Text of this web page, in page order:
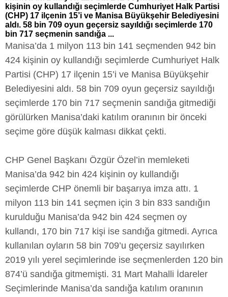
kişinin oy kullandığı seçimlerde Cumhuriyet Halk Partisi
(CHP) 17 ilçenin 15’i ve Manisa Büyükşehir Belediyesini
aldı. 58 bin 709 oyun geçersiz sayıldığı seçimlerde 170
bin 717 seçmenin sandığa ...
Manisa’da 1 milyon 113 bin 141 seçmenden 942 bin
424 kişinin oy kullandığı seçimlerde Cumhuriyet Halk
Partisi (CHP) 17 ilçenin 15’i ve Manisa Büyükşehir
Belediyesini aldı. 58 bin 709 oyun geçersiz sayıldığı
seçimlerde 170 bin 717 seçmenin sandığa gitmediği
görülürken Manisa’daki katılım oranının bir önceki
seçime göre düşük kalması dikkat çekti.
CHP Genel Başkanı Özgür Özel’in memleketi
Manisa’da 942 bin 424 kişinin oy kullandığı
seçimlerde CHP önemli bir başarıya imza attı. 1
milyon 113 bin 141 seçmen için 3 bin 833 sandığın
kurulduğu Manisa’da 942 bin 424 seçmen oy
kullandı, 170 bin 717 kişi ise sandığa gitmedi. Ayrıca
kullanılan oyların 58 bin 709’u geçersiz sayılırken
2019 yılı yerel seçimlerinde ise seçmenlerden 120 bin
874’ü sandığa gitmemişti. 31 Mart Mahalli İdareler
Seçimlerinde Manisa’da sandığa katılım oranının